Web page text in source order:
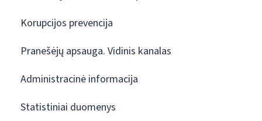
Korupcijos prevencija
Pranešėjų apsauga. Vidinis kanalas
Administracinė informacija
Statistiniai duomenys